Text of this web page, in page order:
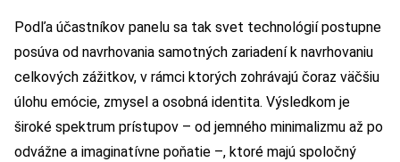
Podľa účastníkov panelu sa tak svet technológií postupne
posúva od navrhovania samotných zariadení k navrhovaniu
celkových zážitkov, v rámci ktorých zohrávajú čoraz väčšiu
úlohu emócie, zmysel a osobná identita. Výsledkom je
široké spektrum prístupov – od jemného minimalizmu až po
odvážne a imaginatívne poňatie –, ktoré majú spoločný